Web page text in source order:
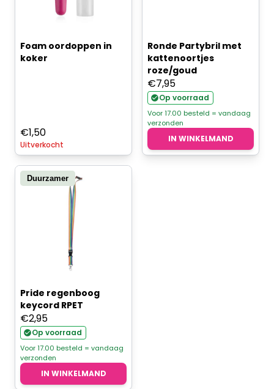
Foam oordoppen in
koker
€1,50
Uitverkocht
Ronde Partybril met
kattenoortjes
roze/goud
€7,95
Op voorraad
Voor 17.00 besteld = vandaag
verzonden
IN WINKELMAND
Duurzamer
Pride regenboog
keycord RPET
€2,95
Op voorraad
Voor 17.00 besteld = vandaag
verzonden
IN WINKELMAND